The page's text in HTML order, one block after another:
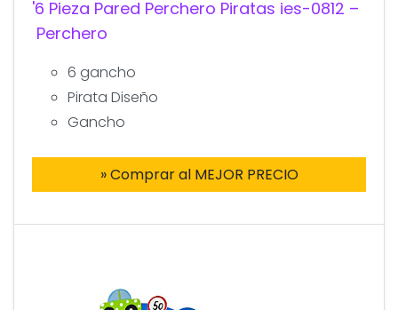
'6 Pieza Pared Perchero Piratas ies-0812 –
Perchero
6 gancho
Pirata Diseño
Gancho
» Comprar al MEJOR PRECIO